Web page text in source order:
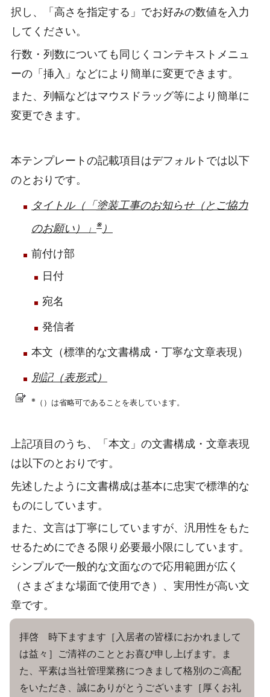
択し、「高さを指定する」でお好みの数値を入力
してください。
行数・列数についても同じくコンテキストメニュ
ーの「挿入」などにより簡単に変更できます。
また、列幅などはマウスドラッグ等により簡単に
変更できます。
本テンプレートの記載項目はデフォルトでは以下
のとおりです。
タイトル（「塗装工事のお知らせ（とご協力
のお願い）」 ※ ）
前付け部
日付
宛名
発信者
本文（標準的な文書構成・丁寧な文章表現）
別記（表形式）
※ （）は省略可であることを表しています。
上記項目のうち、「本文」の文書構成・文章表現
は以下のとおりです。
先述したように文書構成は基本に忠実で標準的な
ものにしています。
また、文言は丁寧にしていますが、汎用性をもた
せるためにできる限り必要最小限にしています。
シンプルで一般的な文面なので応用範囲が広く
（さまざまな場面で使用でき）、実用性が高い文
章です。
拝啓 時下ますます［入居者の皆様におかれまして
は益々］ご清祥のこととお喜び申し上げます。ま
た、平素は当社管理業務につきまして格別のご高配
をいただき、誠にありがとうございます［厚くお礼